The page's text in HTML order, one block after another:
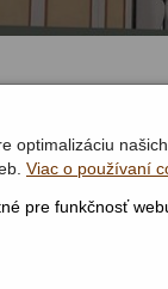
optimalizáciu
Viac o používaní
pre funkčnosť